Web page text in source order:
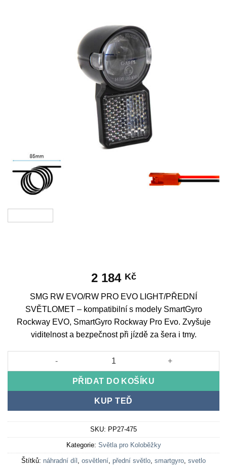
2 184 Kč
SMG RW EVO/RW PRO EVO LIGHT/PŘEDNÍ
SVĚTLOMET – kompatibilní s modely SmartGyro
Rockway EVO, SmartGyro Rockway Pro Evo. Zvyšuje
viditelnost a bezpečnost při jízdě za šera i tmy.
SMG RW EVO/RW PRO EVO LIGHT/FRONT HEADLIGHT
PŘIDAT DO KOŠÍKU
KUP TEĎ
SKU: PP27-475
Kategorie: Světla pro Koloběžky
Štítků: náhradní díl , osvětlení, přední světlo, smartgyro, svetlo